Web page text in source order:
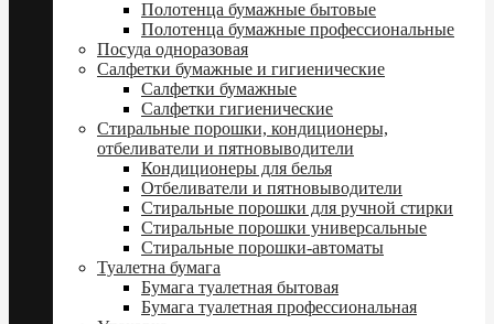
Полотенца бумажные бытовые
Полотенца бумажные профессиональные
Посуда одноразовая
Салфетки бумажные и гигиенические
Салфетки бумажные
Салфетки гигиенические
Стиральные порошки, кондиционеры,
отбеливатели и пятновыводители
Кондиционеры для белья
Отбеливатели и пятновыводители
Стиральные порошки для ручной стирки
Стиральные порошки универсальные
Стиральные порошки-автоматы
Туалетна бумага
Бумага туалетная бытовая
Бумага туалетная профессиональная